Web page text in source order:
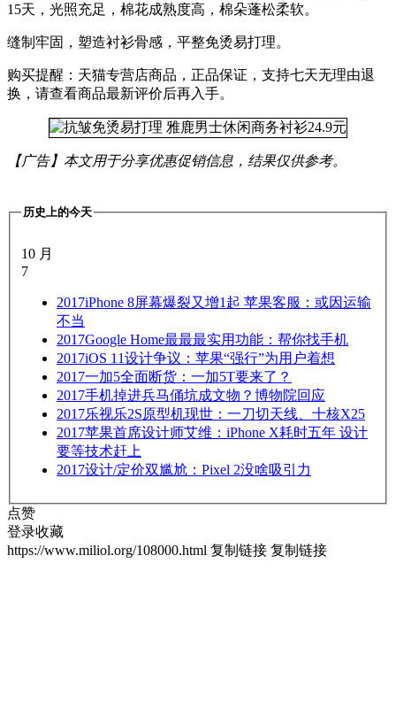
15天，光照充足，棉花成熟度高，棉朵蓬松柔软。
缝制牢固，塑造衬衫骨感，平整免烫易打理。
购买提醒：天猫专营店商品，正品保证，支持七天无理由退
换，请查看商品最新评价后再入手。
【广告】本文用于分享优惠促销信息，结果仅供参考。
历史上的今天
10 月
7
2017iPhone 8屏幕爆裂又增1起 苹果客服：或因运输
不当
2017Google Home最最最实用功能：帮你找手机
2017iOS 11设计争议：苹果“强行”为用户着想
2017一加5全面断货：一加5T要来了？
2017手机掉进兵马俑坑成文物？博物院回应
2017乐视乐2S原型机现世：一刀切天线、十核X25
2017苹果首席设计师艾维：iPhone X耗时五年 设计
要等技术赶上
2017设计/定价双尴尬：Pixel 2没啥吸引力
点赞
登录收藏
https://www.miliol.org/108000.html 复制链接 复制链接